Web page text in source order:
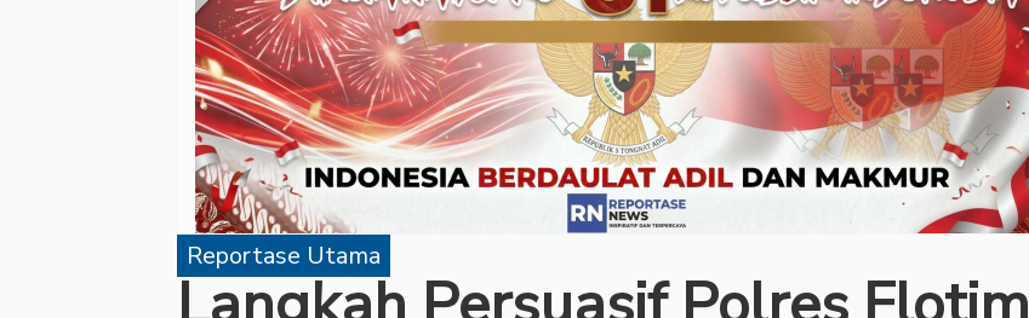
Reportase Utama